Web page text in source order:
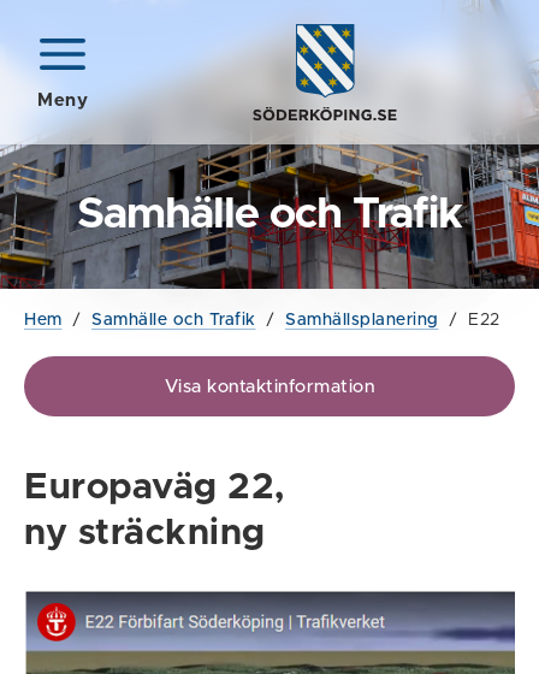
Meny
Samhälle och Trafik
Hem / Samhälle och Trafik / Samhällsplanering / E22
Visa kontaktinformation
Europaväg 22,
ny sträckning